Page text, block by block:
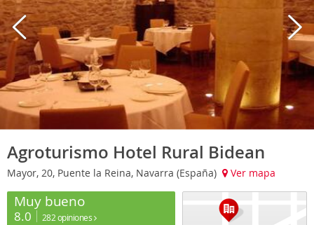
Agroturismo Hotel Rural Bidean
Mayor, 20, Puente la Reina, Navarra (España) Ver mapa
Muy bueno
8.0 282 opiniones